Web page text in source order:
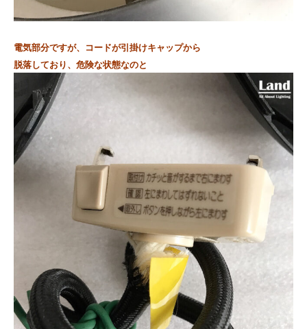
電気部分ですが、コードが引掛けキャップから
脱落しており、危険な状態なのと